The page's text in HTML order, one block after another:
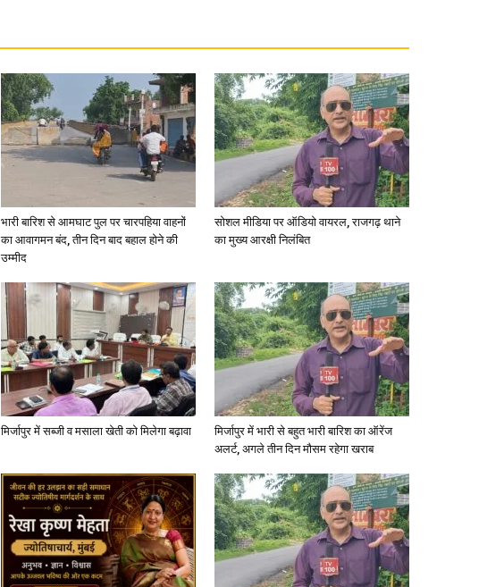
भारी बारिश से आमघाट पुल पर चारपहिया वाहनों
का आवागमन बंद, तीन दिन बाद बहाल होने की
उम्मीद
सोशल मीडिया पर ऑडियो वायरल, राजगढ़ थाने
का मुख्य आरक्षी निलंबित
मिर्जापुर में सब्जी व मसाला खेती को मिलेगा बढ़ावा
मिर्जापुर में भारी से बहुत भारी बारिश का ऑरेंज
अलर्ट, अगले तीन दिन मौसम रहेगा खराब